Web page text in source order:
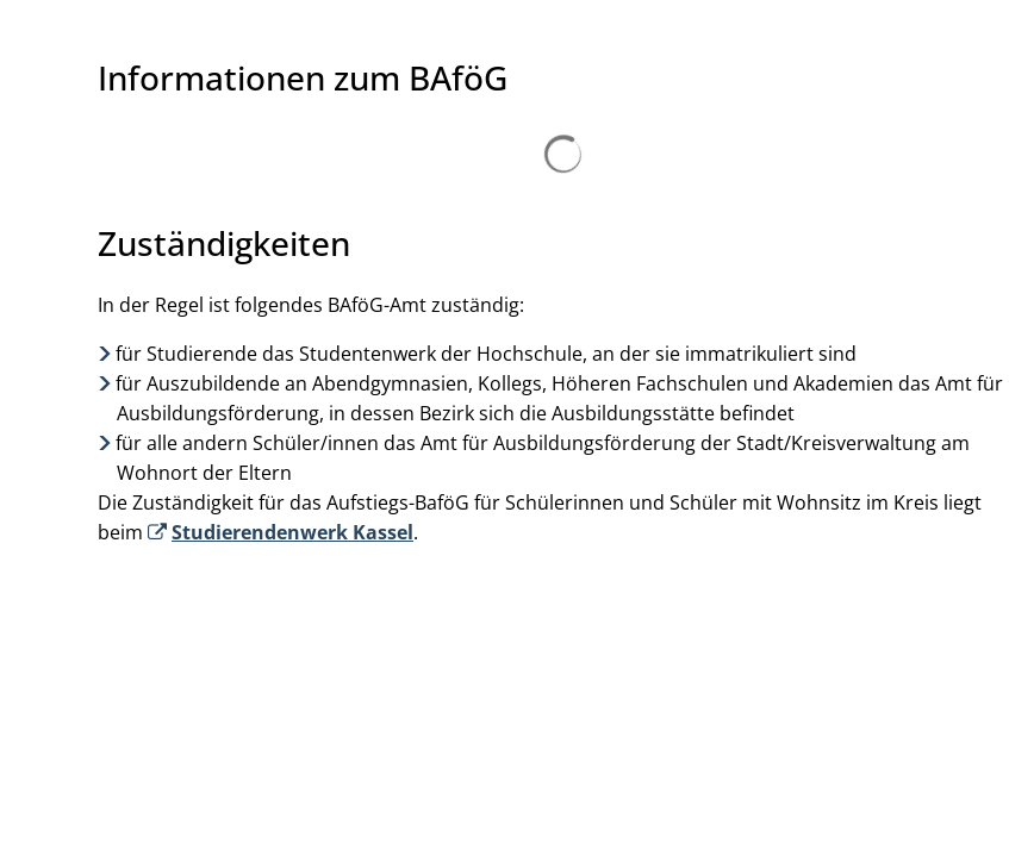
Informationen zum BAföG
Zuständigkeiten
In der Regel ist folgendes BAföG-Amt zuständig:
für Studierende das Studentenwerk der Hochschule, an der sie immatrikuliert sind
für Auszubildende an Abendgymnasien, Kollegs, Höheren Fachschulen und Akademien das Amt für
Ausbildungsförderung, in dessen Bezirk sich die Ausbildungsstätte befindet
für alle andern Schüler/innen das Amt für Ausbildungsförderung der Stadt/Kreisverwaltung am
Wohnort der Eltern
Die Zuständigkeit für das Aufstiegs-BaföG für Schülerinnen und Schüler mit Wohnsitz im Kreis liegt
beim
Studierendenwerk Kassel.